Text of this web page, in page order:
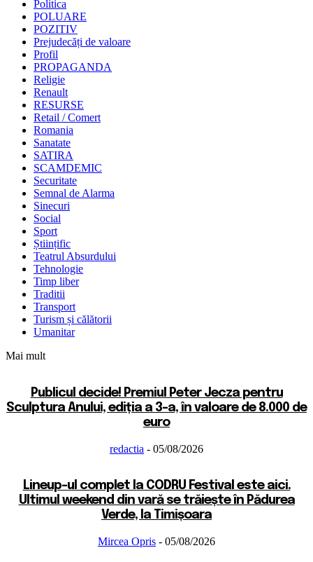
Politica
POLUARE
POZITIV
Prejudecăți de valoare
Profil
PROPAGANDA
Religie
Renault
RESURSE
Retail / Comert
Romania
Sanatate
SATIRA
SCAMDEMIC
Securitate
Semnal de Alarma
Sinecuri
Social
Sport
Științific
Teatrul Absurdului
Tehnologie
Timp liber
Traditii
Transport
Turism și călătorii
Umanitar
Mai mult
Publicul decide! Premiul Peter Jecza pentru
Sculptura Anului, ediția a 3-a, în valoare de 8.000 de
euro
redactia - 05/08/2026
Lineup-ul complet la CODRU Festival este aici.
Ultimul weekend din vară se trăiește în Pădurea
Verde, la Timișoara
Mircea Opris - 05/08/2026